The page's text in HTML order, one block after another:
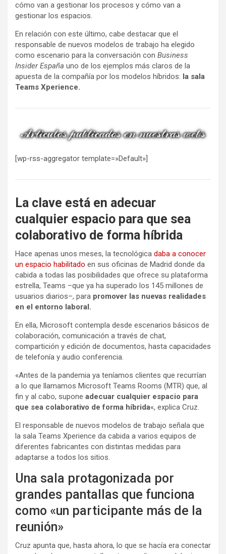
cómo van a gestionar los procesos y cómo van a
gestionar los espacios.
En relación con este último, cabe destacar que el
responsable de nuevos modelos de trabajo ha elegido
como escenario para la conversación con Business
Insider España uno de los ejemplos más claros de la
apuesta de la compañía por los modelos híbridos: la sala
Teams Xperience.
[wp-rss-aggregator template=»Default»]
La clave está en adecuar
cualquier espacio para que sea
colaborativo de forma híbrida
Hace apenas unos meses, la tecnológica daba a conocer
un espacio habilitado en sus oficinas de Madrid donde da
cabida a todas las posibilidades que ofrece su plataforma
estrella, Teams –que ya ha superado los 145 millones de
usuarios diarios–, para promover las nuevas realidades
en el entorno laboral.
En ella, Microsoft contempla desde escenarios básicos de
colaboración, comunicación a través de chat,
compartición y edición de documentos, hasta capacidades
de telefonía y audio conferencia.
«Antes de la pandemia ya teníamos clientes que recurrían
a lo que llamamos Microsoft Teams Rooms (MTR) que, al
fin y al cabo, supone adecuar cualquier espacio para
que sea colaborativo de forma híbrida«, explica Cruz.
El responsable de nuevos modelos de trabajo señala que
la sala Teams Xperience da cabida a varios equipos de
diferentes fabricantes con distintas medidas para
adaptarse a todos los sitios.
Una sala protagonizada por
grandes pantallas que funciona
como «un participante más de la
reunión»
Cruz apunta que, hasta ahora, lo que se hacía era conectar